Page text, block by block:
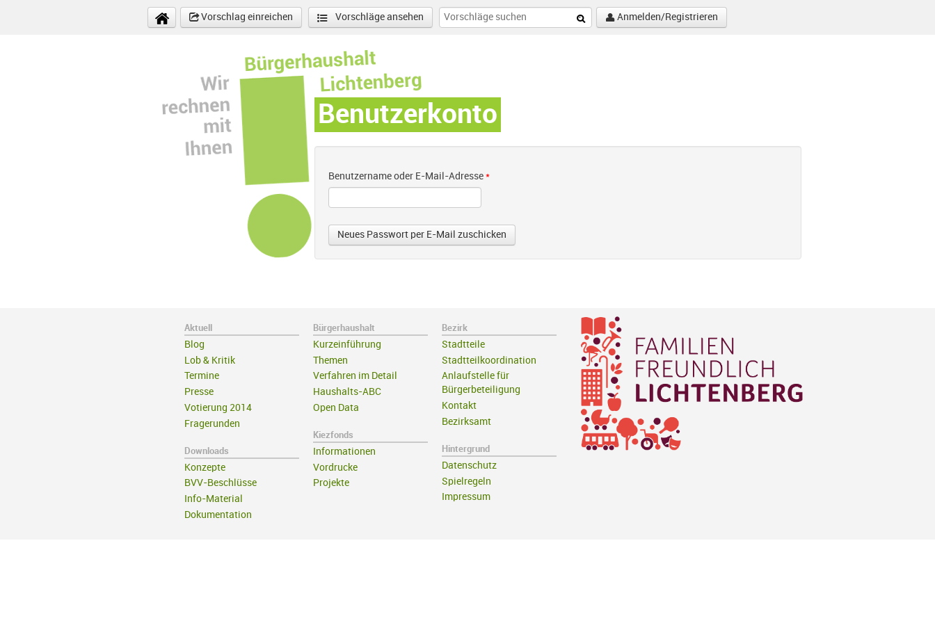
Vorschlag einreichen
Vorschläge ansehen Anmelden/Registrieren
Benutzerkonto
Benutzername oder E-Mail-Adresse *
Aktuell
Blog
Lob & Kritik
Termine
Presse
Votierung 2014
Fragerunden
Downloads
Konzepte
BVV-Beschlüsse
Info-Material
Dokumentation
Bürgerhaushalt
Kurzeinführung
Themen
Verfahren im Detail
Haushalts-ABC
Open Data
Kiezfonds
Informationen
Vordrucke
Projekte
Bezirk
Stadtteile
Stadtteilkoordination
Anlaufstelle für
Bürgerbeteiligung
Kontakt
Bezirksamt
Hintergrund
Datenschutz
Spielregeln
Impressum